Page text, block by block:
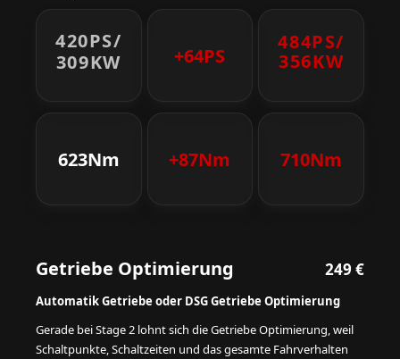
420PS/
309KW
+64PS
484PS/
356KW
623Nm +87Nm 710Nm
Getriebe Optimierung 249 €
Automatik Getriebe oder DSG Getriebe Optimierung
Gerade bei Stage 2 lohnt sich die Getriebe Optimierung, weil
Schaltpunkte, Schaltzeiten und das gesamte Fahrverhalten